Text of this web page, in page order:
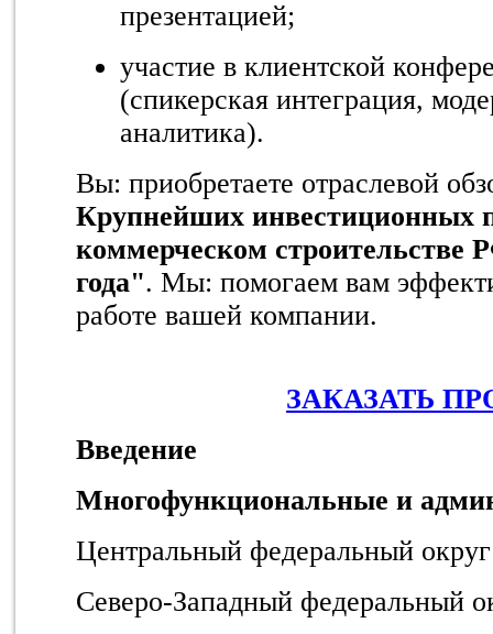
презентацией;
участие в клиентской
(спикерская интеграция,
аналитика).
Вы: приобретаете отраслевой
Крупнейших инвестиционных
коммерческом строительстве
года". Мы: помогаем вам
работе вашей компании.
ЗАКАЗАТЬ
Введение
Многофункциональные и
Центральный федеральный
Северо-Западный федеральный